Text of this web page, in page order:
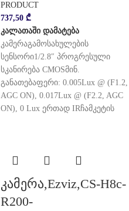
PRODUCT
737,50 ₾
კალათაში დამატება
კამერაგამოსახულების
სენსორი1/2.8″ პროგრესული
სკანირება CMOSმინ.
განათებაფერი: 0.005Lux @ (F1.2,
AGC ON), 0.017Lux @ (F2.2, AGC
ON), 0 Lux ერთად IRჩამკეტის
კამერა,Ezviz,CS-H8c-
R200-